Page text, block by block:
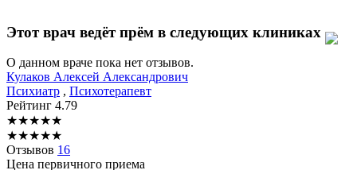
Этот врач ведёт прём в следующих клиниках
О данном враче пока нет отзывов.
Кулаков Алексей Александрович
Психиатр , Психотерапевт
Рейтинг 4.79
★★★★★
★★★★★
Отзывов 16
Цена первичного приема